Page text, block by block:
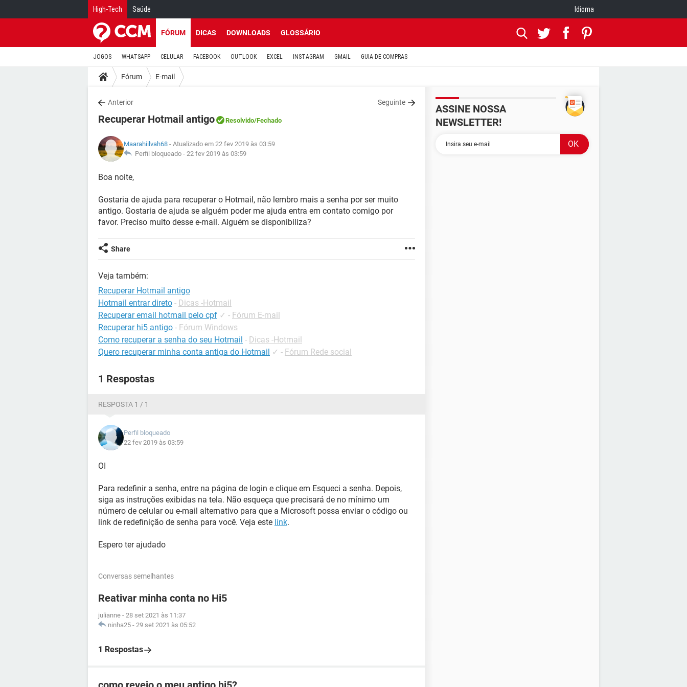
High-Tech Saúde Idioma
FÓRUM DICAS DOWNLOADS GLOSSÁRIO
JOGOS WHATSAPP CELULAR FACEBOOK OUTLOOK EXCEL INSTAGRAM GMAIL GUIA DE COMPRAS
Fórum E-mail
Anterior Seguinte
Recuperar Hotmail antigo Resolvido/Fechado
Maarahiilvah68 - Atualizado em 22 fev 2019 às 03:59
Perfil bloqueado - 22 fev 2019 às 03:59
Boa noite,
Gostaria de ajuda para recuperar o Hotmail, não lembro mais a senha por ser muito
antigo. Gostaria de ajuda se alguém poder me ajuda entra em contato comigo por
favor. Preciso muito desse e-mail. Alguém se disponibiliza?
Share
Veja também:
Recuperar Hotmail antigo
Hotmail entrar direto - Dicas -Hotmail
Recuperar email hotmail pelo cpf ✓ - Fórum E-mail
Recuperar hi5 antigo - Fórum Windows
Como recuperar a senha do seu Hotmail - Dicas -Hotmail
Quero recuperar minha conta antiga do Hotmail ✓ - Fórum Rede social
1 Respostas
RESPOSTA 1 / 1
Perfil bloqueado
22 fev 2019 às 03:59
OI
Para redefinir a senha, entre na página de login e clique em Esqueci a senha. Depois,
siga as instruções exibidas na tela. Não esqueça que precisará de no mínimo um
número de celular ou e-mail alternativo para que a Microsoft possa enviar o código ou
link de redefinição de senha para você. Veja este link.
Espero ter ajudado
Conversas semelhantes
Reativar minha conta no Hi5
julianne - 28 set 2021 às 11:37
ninha25 - 29 set 2021 às 05:52
1 Respostas
ASSINE NOSSA
NEWSLETTER!